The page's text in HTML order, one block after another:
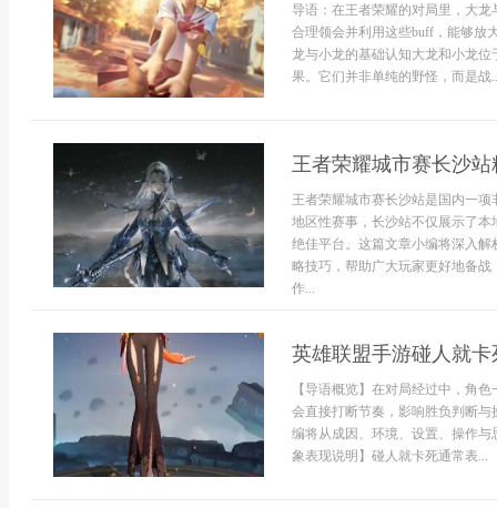
导语：在王者荣耀的对局里，大
合理领会并利用这些buff，能够放
龙与小龙的基础认知大龙和小龙
果。它们并非单纯的野怪，而是战
王者荣耀城市赛长沙
王者荣耀城市赛长沙站是国内一
地区性赛事，长沙站不仅展示了
绝佳平台。这篇文章小编将深入
略技巧，帮助广大玩家更好地备
作...
英雄联盟手游碰人就
【导语概览】在对局经过中，角
会直接打断节奏，影响胜负判断
编将从成因、环境、设置、操作
象表现说明】碰人就卡死通常表...